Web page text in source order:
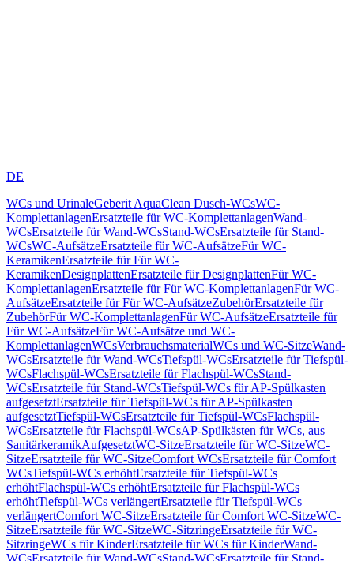
DE
WCs und UrinaleGeberit AquaClean Dusch-WCsWC-
KomplettanlagenErsatzteile für WC-KomplettanlagenWand-
WCsErsatzteile für Wand-WCsStand-WCsErsatzteile für Stand-
WCsWC-AufsätzeErsatzteile für WC-AufsätzeFür WC-
KeramikenErsatzteile für Für WC-
KeramikenDesignplattenErsatzteile für DesignplattenFür WC-
KomplettanlagenErsatzteile für Für WC-KomplettanlagenFür WC-
AufsätzeErsatzteile für Für WC-AufsätzeZubehörErsatzteile für
ZubehörFür WC-KomplettanlagenFür WC-AufsätzeErsatzteile für
Für WC-AufsätzeFür WC-Aufsätze und WC-
KomplettanlagenWCsVerbrauchsmaterialWCs und WC-SitzeWand-
WCsErsatzteile für Wand-WCsTiefspül-WCsErsatzteile für Tiefspül-
WCsFlachspül-WCsErsatzteile für Flachspül-WCsStand-
WCsErsatzteile für Stand-WCsTiefspül-WCs für AP-Spülkasten
aufgesetztErsatzteile für Tiefspül-WCs für AP-Spülkasten
aufgesetztTiefspül-WCsErsatzteile für Tiefspül-WCsFlachspül-
WCsErsatzteile für Flachspül-WCsAP-Spülkästen für WCs, aus
SanitärkeramikAufgesetztWC-SitzeErsatzteile für WC-SitzeWC-
SitzeErsatzteile für WC-SitzeComfort WCsErsatzteile für Comfort
WCsTiefspül-WCs erhöhtErsatzteile für Tiefspül-WCs
erhöhtFlachspül-WCs erhöhtErsatzteile für Flachspül-WCs
erhöhtTiefspül-WCs verlängertErsatzteile für Tiefspül-WCs
verlängertComfort WC-SitzeErsatzteile für Comfort WC-SitzeWC-
SitzeErsatzteile für WC-SitzeWC-SitzringeErsatzteile für WC-
SitzringeWCs für KinderErsatzteile für WCs für KinderWand-
WCsErsatzteile für Wand-WCsStand-WCsErsatzteile für Stand-